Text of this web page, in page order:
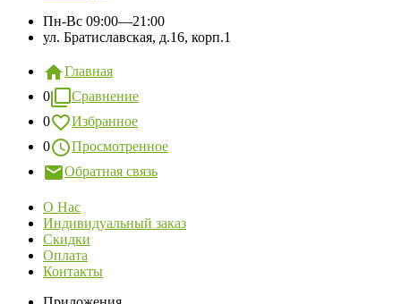
Пн-Вс 09:00—21:00
ул. Братиславская, д.16, корп.1
Главная
0
Сравнение
0
Избранное
0
Просмотренное
Обратная связь
О Нас
Индивидуальный заказ
Скидки
Оплата
Контакты